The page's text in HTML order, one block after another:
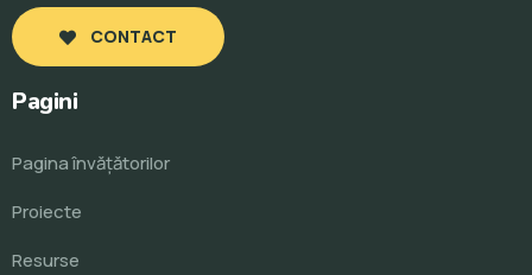
CONTACT
Pagini
Pagina învăţătorilor
Proiecte
Resurse